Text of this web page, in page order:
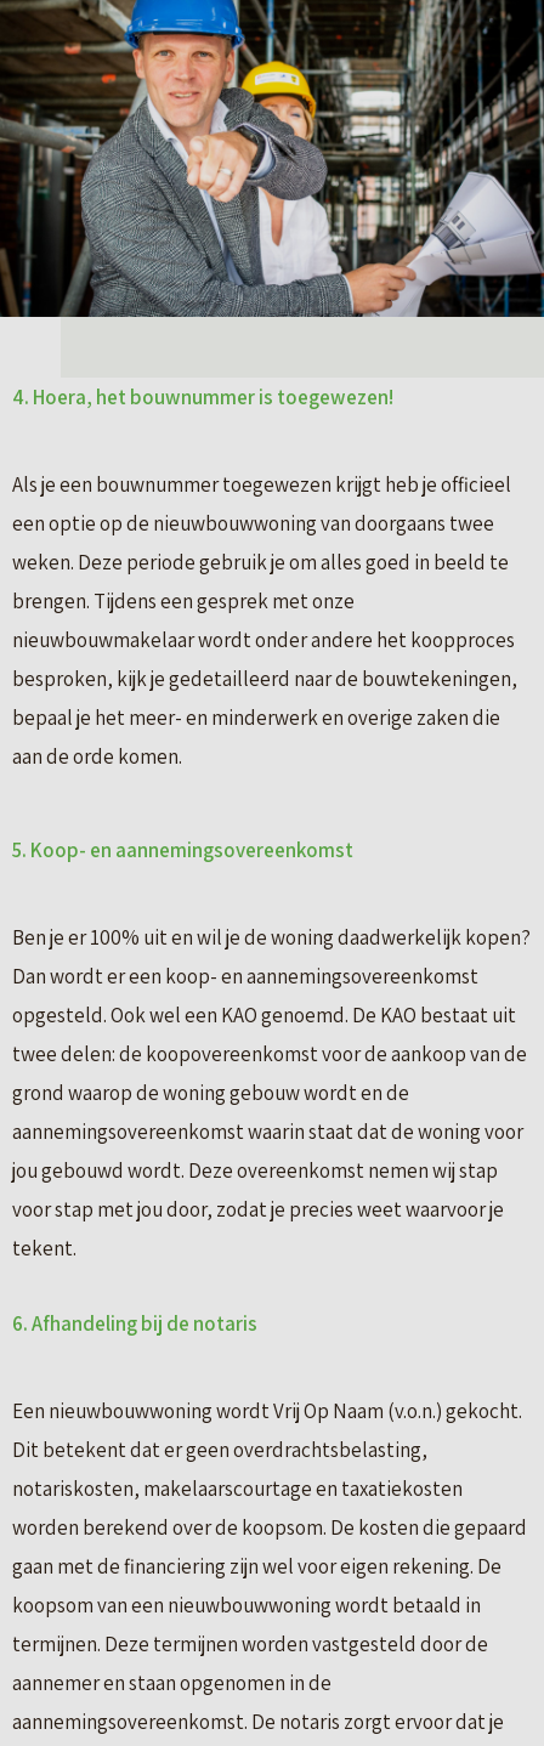
4. Hoera, het bouwnummer is toegewezen!
Als je een bouwnummer toegewezen krijgt heb je officieel
een optie op de nieuwbouwwoning van doorgaans twee
weken. Deze periode gebruik je om alles goed in beeld te
brengen. Tijdens een gesprek met onze
nieuwbouwmakelaar wordt onder andere het koopproces
besproken, kijk je gedetailleerd naar de bouwtekeningen,
bepaal je het meer- en minderwerk en overige zaken die
aan de orde komen.
5. Koop- en aannemingsovereenkomst
Ben je er 100% uit en wil je de woning daadwerkelijk kopen?
Dan wordt er een koop- en aannemingsovereenkomst
opgesteld. Ook wel een KAO genoemd. De KAO bestaat uit
twee delen: de koopovereenkomst voor de aankoop van de
grond waarop de woning gebouw wordt en de
aannemingsovereenkomst waarin staat dat de woning voor
jou gebouwd wordt. Deze overeenkomst nemen wij stap
voor stap met jou door, zodat je precies weet waarvoor je
tekent.
6. Afhandeling bij de notaris
Een nieuwbouwwoning wordt Vrij Op Naam (v.o.n.) gekocht.
Dit betekent dat er geen overdrachtsbelasting,
notariskosten, makelaarscourtage en taxatiekosten
worden berekend over de koopsom. De kosten die gepaard
gaan met de financiering zijn wel voor eigen rekening. De
koopsom van een nieuwbouwwoning wordt betaald in
termijnen. Deze termijnen worden vastgesteld door de
aannemer en staan opgenomen in de
aannemingsovereenkomst. De notaris zorgt ervoor dat je